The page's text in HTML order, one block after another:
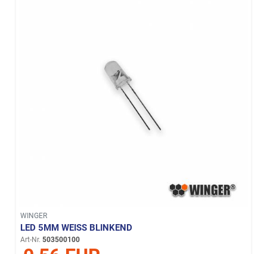
WINGER
LED 5MM WEISS BLINKEND
Art-Nr. 503500100